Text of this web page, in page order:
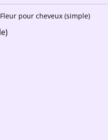
Fleur pour cheveux (simple)